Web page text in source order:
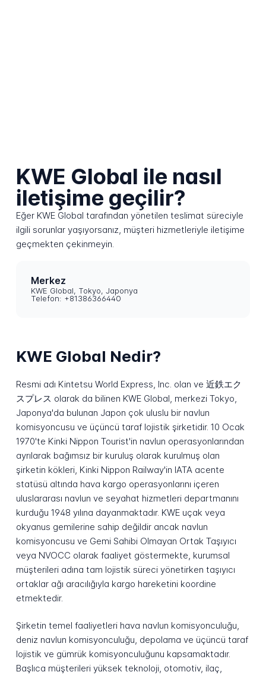
KWE Global ile nasıl
iletişime geçilir?
Eğer KWE Global tarafından yönetilen teslimat süreciyle
ilgili sorunlar yaşıyorsanız, müşteri hizmetleriyle iletişime
geçmekten çekinmeyin.
Merkez
KWE Global, Tokyo, Japonya
Telefon: +81386366440
KWE Global Nedir?
Resmi adı Kintetsu World Express, Inc. olan ve 近鉄エク
スプレス olarak da bilinen KWE Global, merkezi Tokyo,
Japonya'da bulunan Japon çok uluslu bir navlun
komisyoncusu ve üçüncü taraf lojistik şirketidir. 10 Ocak
1970'te Kinki Nippon Tourist'in navlun operasyonlarından
ayrılarak bağımsız bir kuruluş olarak kurulmuş olan
şirketin kökleri, Kinki Nippon Railway'in IATA acente
statüsü altında hava kargo operasyonlarını içeren
uluslararası navlun ve seyahat hizmetleri departmanını
kurduğu 1948 yılına dayanmaktadır. KWE uçak veya
okyanus gemilerine sahip değildir ancak navlun
komisyoncusu ve Gemi Sahibi Olmayan Ortak Taşıyıcı
veya NVOCC olarak faaliyet göstermekte, kurumsal
müşterileri adına tam lojistik süreci yönetirken taşıyıcı
ortaklar ağı aracılığıyla kargo hareketini koordine
etmektedir.
Şirketin temel faaliyetleri hava navlun komisyonculuğu,
deniz navlun komisyonculuğu, depolama ve üçüncü taraf
lojistik ve gümrük komisyonculuğunu kapsamaktadır.
Başlıca müşterileri yüksek teknoloji, otomotiv, ilaç,